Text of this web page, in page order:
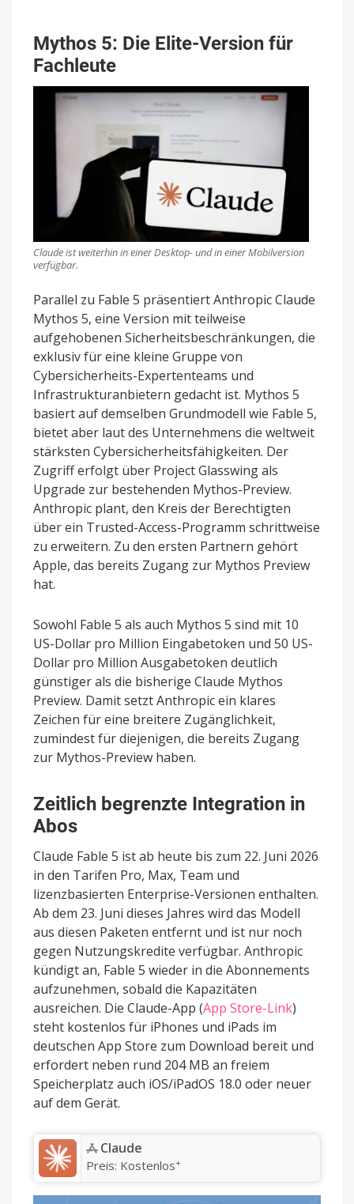
Mythos 5: Die Elite-Version für
Fachleute
Claude ist weiterhin in einer Desktop- und in einer Mobilversion
verfügbar.
Parallel zu Fable 5 präsentiert Anthropic Claude
Mythos 5, eine Version mit teilweise
aufgehobenen Sicherheitsbeschränkungen, die
exklusiv für eine kleine Gruppe von
Cybersicherheits-Expertenteams und
Infrastrukturanbietern gedacht ist. Mythos 5
basiert auf demselben Grundmodell wie Fable 5,
bietet aber laut des Unternehmens die weltweit
stärksten Cybersicherheitsfähigkeiten. Der
Zugriff erfolgt über Project Glasswing als
Upgrade zur bestehenden Mythos-Preview.
Anthropic plant, den Kreis der Berechtigten
über ein Trusted-Access-Programm schrittweise
zu erweitern. Zu den ersten Partnern gehört
Apple, das bereits Zugang zur Mythos Preview
hat.
Sowohl Fable 5 als auch Mythos 5 sind mit 10
US-Dollar pro Million Eingabetoken und 50 US-
Dollar pro Million Ausgabetoken deutlich
günstiger als die bisherige Claude Mythos
Preview. Damit setzt Anthropic ein klares
Zeichen für eine breitere Zugänglichkeit,
zumindest für diejenigen, die bereits Zugang
zur Mythos-Preview haben.
Zeitlich begrenzte Integration in
Abos
Claude Fable 5 ist ab heute bis zum 22. Juni 2026
in den Tarifen Pro, Max, Team und
lizenzbasierten Enterprise-Versionen enthalten.
Ab dem 23. Juni dieses Jahres wird das Modell
aus diesen Paketen entfernt und ist nur noch
gegen Nutzungskredite verfügbar. Anthropic
kündigt an, Fable 5 wieder in die Abonnements
aufzunehmen, sobald die Kapazitäten
ausreichen. Die Claude-App (App Store-Link)
steht kostenlos für iPhones und iPads im
deutschen App Store zum Download bereit und
erfordert neben rund 204 MB an freiem
Speicherplatz auch iOS/iPadOS 18.0 oder neuer
auf dem Gerät.
‎Claude
Preis: Kostenlos+